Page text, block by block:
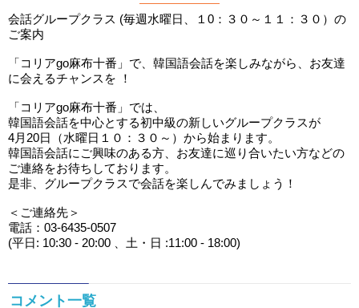
会話グループクラス (毎週水曜日、１0：３０～１１：３０）の
ご案内
「コリアgo麻布十番」で、韓国語会話を楽しみながら、お友達
に会えるチャンスを ！
「コリアgo麻布十番」では、
韓国語会話を中心とする初中級の新しいグループクラスが
4月20日（水曜日１０：３０～）から始まります。
韓国語会話にご興味のある方、お友達に巡り合いたい方などの
ご連絡をお待ちしております。
是非、グループクラスで会話を楽しんでみましょう！
＜ご連絡先＞
電話：03-6435-0507
(平日: 10:30 - 20:00 、土・日 :11:00 - 18:00)
コメント一覧